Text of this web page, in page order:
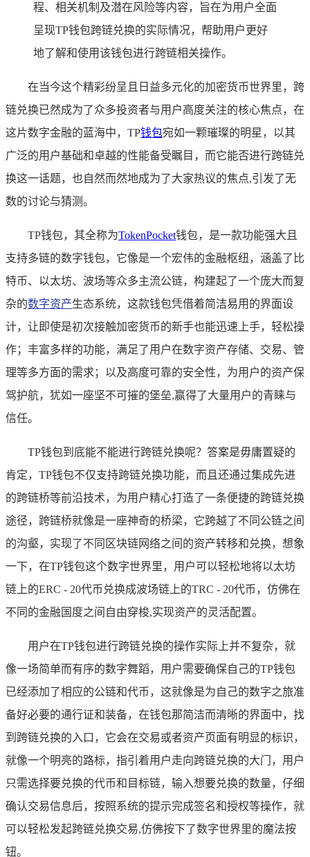
程、相关机制及潜在风险等内容，旨在为用户全面
呈现TP钱包跨链兑换的实际情况，帮助用户更好
地了解和使用该钱包进行跨链相关操作。
在当今这个精彩纷呈且日益多元化的加密货币世界里，跨
链兑换已然成为了众多投资者与用户高度关注的核心焦点，在
这片数字金融的蓝海中，TP钱包宛如一颗璀璨的明星，以其
广泛的用户基础和卓越的性能备受瞩目，而它能否进行跨链兑
换这一话题，也自然而然地成为了大家热议的焦点,引发了无
数的讨论与猜测。
TP钱包，其全称为TokenPocket钱包，是一款功能强大且
支持多链的数字钱包，它像是一个宏伟的金融枢纽，涵盖了比
特币、以太坊、波场等众多主流公链，构建起了一个庞大而复
杂的数字资产生态系统，这款钱包凭借着简洁易用的界面设
计，让即使是初次接触加密货币的新手也能迅速上手，轻松操
作；丰富多样的功能，满足了用户在数字资产存储、交易、管
理等多方面的需求；以及高度可靠的安全性，为用户的资产保
驾护航，犹如一座坚不可摧的堡垒,赢得了大量用户的青睐与
信任。
TP钱包到底能不能进行跨链兑换呢？答案是毋庸置疑的
肯定，TP钱包不仅支持跨链兑换功能，而且还通过集成先进
的跨链桥等前沿技术，为用户精心打造了一条便捷的跨链兑换
途径，跨链桥就像是一座神奇的桥梁，它跨越了不同公链之间
的沟壑，实现了不同区块链网络之间的资产转移和兑换，想象
一下，在TP钱包这个数字世界里，用户可以轻松地将以太坊
链上的ERC - 20代币兑换成波场链上的TRC - 20代币，仿佛在
不同的金融国度之间自由穿梭,实现资产的灵活配置。
用户在TP钱包进行跨链兑换的操作实际上并不复杂，就
像一场简单而有序的数字舞蹈，用户需要确保自己的TP钱包
已经添加了相应的公链和代币，这就像是为自己的数字之旅准
备好必要的通行证和装备，在钱包那简洁而清晰的界面中，找
到跨链兑换的入口，它会在交易或者资产页面有明显的标识，
就像一个明亮的路标，指引着用户走向跨链兑换的大门，用户
只需选择要兑换的代币和目标链，输入想要兑换的数量，仔细
确认交易信息后，按照系统的提示完成签名和授权等操作，就
可以轻松发起跨链兑换交易,仿佛按下了数字世界里的魔法按
钮。